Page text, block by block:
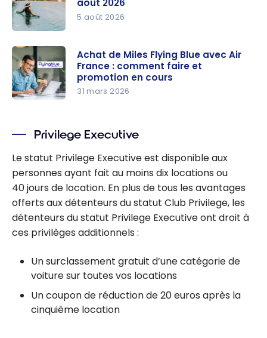
les Primes
Promo
pour août
2026
août 2026
5 août 2026
Blue avec
Air France :
faire et
promotion
en cours
Achat de Miles Flying Blue avec Air
France : comment faire et
promotion en cours
31 mars 2026
Privilege Executive
Le statut Privilege Executive est disponible aux
personnes ayant fait au moins dix locations ou
40 jours de location. En plus de tous les avantages
offerts aux détenteurs du statut Club Privilege, les
détenteurs du statut Privilege Executive ont droit à
ces privilèges additionnels :
Un surclassement gratuit d’une catégorie de
voiture sur toutes vos locations
Un coupon de réduction de 20 euros après la
cinquième location